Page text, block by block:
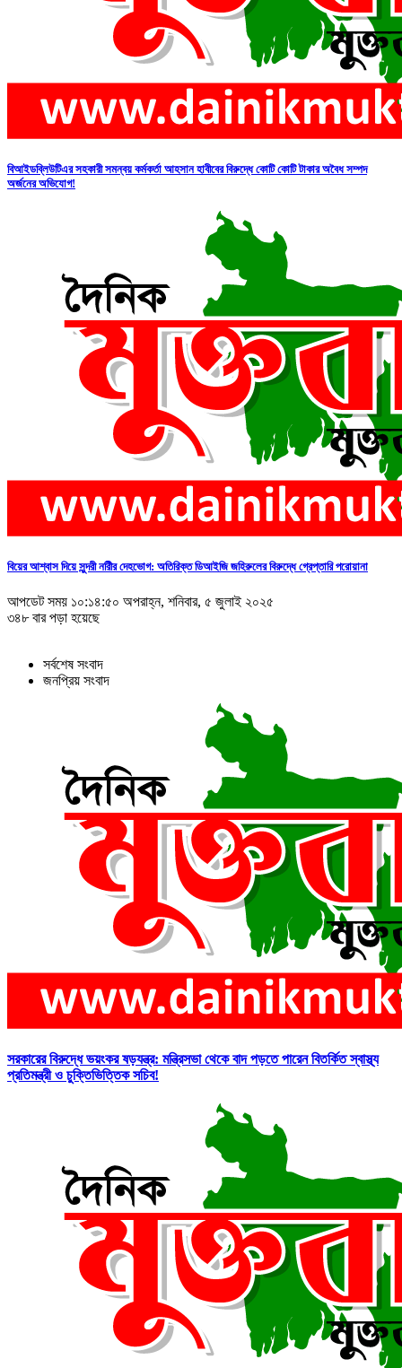
বিআইডব্লিউটিএর সহকারী সমন্বয় কর্মকর্তা আহসান হাবীবের বিরুদ্ধে কোটি কোটি টাকার অবৈধ সম্পদ
অর্জনের অভিযোগ!
বিয়ের আশ্বাস দিয়ে সুন্দরী নরিীর দেহভোগ: অতিরিক্ত ডিআইজি জহিরুলের বিরুদ্ধে গ্রেপ্তারি পরোয়ানা
আপডেট সময় ১০:১৪:৫০ অপরাহ্ন, শনিবার, ৫ জুলাই ২০২৫
৩৪৮ বার পড়া হয়েছে
সর্বশেষ সংবাদ
জনপ্রিয় সংবাদ
সরকারের বিরুদ্ধে ভয়ংকর ষড়যন্ত্র: মন্ত্রিসভা থেকে বাদ পড়তে পারেন বিতর্কিত স্বাস্থ্য
প্রতিমন্ত্রী ও চুক্তিভিত্তিক সচিব!